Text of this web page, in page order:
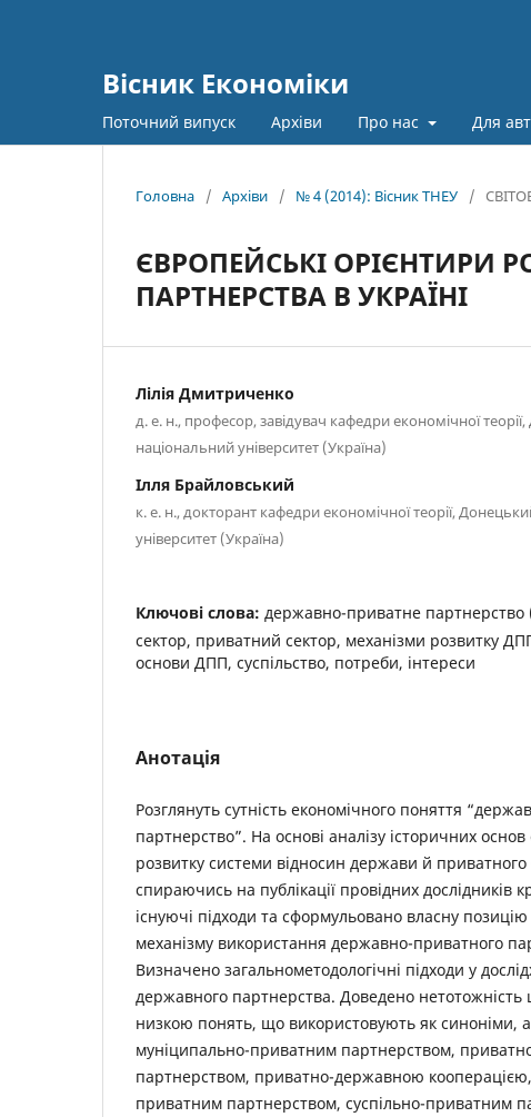
Вісник Економіки
Поточний випуск Архіви Про нас Для
Головна / Архіви / № 4 (2014): Вісник ТНЕУ /
ЄВРОПЕЙСЬКІ ОРІЄНТИРИ
ПАРТНЕРСТВА В УКРАЇНІ
Лілія Дмитриченко
д. е. н., професор, завідувач кафедри економічної
національний університет (Україна)
Ілля Брайловський
к. е. н., докторант кафедри економічної теорії,
університет (Україна)
Ключові слова: державно-приватне
сектор, приватний сектор, механізми розвитку
основи ДПП, суспільство, потреби, інтереси
Анотація
Розглянуть сутність економічного поняття
партнерство”. На основі аналізу історичних
розвитку системи відносин держави й приватного
спираючись на публікації провідних дослідників
існуючі підходи та сформульовано власну
механізму використання державно-приватного
Визначено загальнометодологічні підходи у
державного партнерства. Доведено нетотожність
низкою понять, що використовують як синоніми,
муніципально-приватним партнерством,
партнерством, приватно-державною
приватним партнерством, суспільно-приватним